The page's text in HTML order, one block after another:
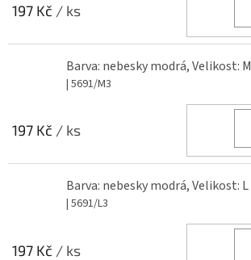
197 Kč / ks
Barva: nebesky modrá, Velikost: M
| 5691/M3
197 Kč / ks
Barva: nebesky modrá, Velikost: L
| 5691/L3
197 Kč / ks